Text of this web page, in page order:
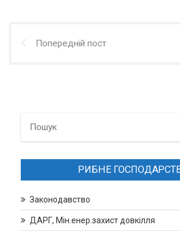
Попередній пост
РИБНЕ
Законодавство
ДАРГ, Мін.енер.захист довкілля